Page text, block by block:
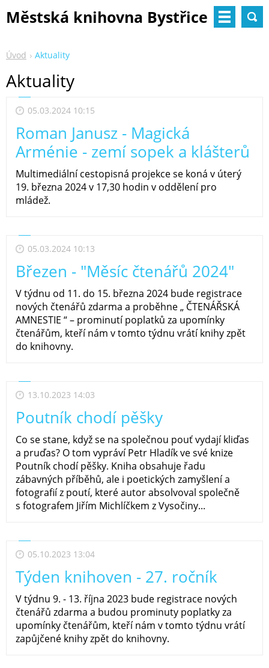
Městská knihovna Bystřice
Úvod Aktuality
Aktuality
05.03.2024 10:15
Roman Janusz - Magická
Arménie - zemí sopek a klášterů
Multimediální cestopisná projekce se koná v úterý
19. března 2024 v 17,30 hodin v oddělení pro
mládež.
05.03.2024 10:13
Březen - "Měsíc čtenářů 2024"
V týdnu od 11. do 15. března 2024 bude registrace
nových čtenářů zdarma a proběhne „ ČTENÁŘSKÁ
AMNESTIE “ – prominutí poplatků za upomínky
čtenářům, kteří nám v tomto týdnu vrátí knihy zpět
do knihovny.
13.10.2023 14:03
Poutník chodí pěšky
Co se stane, když se na společnou pouť vydají kliďas
a pruďas? O tom vypráví Petr Hladík ve své knize
Poutník chodí pěšky. Kniha obsahuje řadu
zábavných příběhů, ale i poetických zamyšlení a
fotografií z poutí, které autor absolvoval společně
s fotografem Jiřím Michlíčkem z Vysočiny...
05.10.2023 13:04
Týden knihoven - 27. ročník
V týdnu 9. - 13. října 2023 bude registrace nových
čtenářů zdarma a budou prominuty poplatky za
upomínky čtenářům, kteří nám v tomto týdnu vrátí
zapůjčené knihy zpět do knihovny.